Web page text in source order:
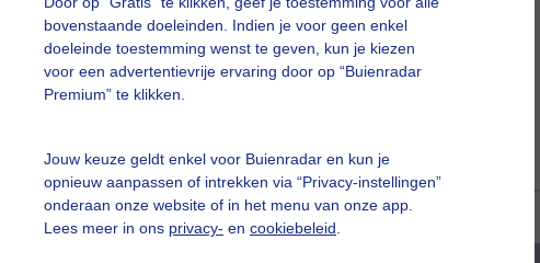
bovenstaande doeleinden. Indien je voor geen enkel
doeleinde toestemming wenst te geven, kun je kiezen
voor een advertentievrije ervaring door op “Buienradar
Premium” te klikken.
Jouw keuze geldt enkel voor Buienradar en kun je
opnieuw aanpassen of intrekken via “Privacy-instellingen”
onderaan onze website of in het menu van onze app.
Lees meer in ons privacy- en cookiebeleid
slideshow
Een moment geduld aub...